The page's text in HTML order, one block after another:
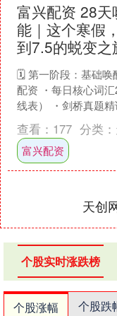
富兴配资 28
能｜这个寒假
到7.5的蜕变之
🗓️ 第一阶段：基础唤
配资 ・每日核心词
线表） ・剑桥真题
点） ・口语陪练小组
基....
查看： 177 分类：
富兴配资
天创
个股实时涨跌榜
个股涨幅 个股跌